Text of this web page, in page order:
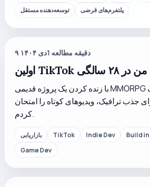
توسعه‌دهنده مستقل
پلتفرم‌های قرضی
۹ دی ۱۴۰۴1 دقیقه مطالعه
اولین TikTok من در ۲۸ سالگی
با زنده کردن یک پروژه قدیمی MMORPG و تبدیل آن به یک
جذب ترافیک، ویدیوهای کوتاه را امتحان
کردم.
بازاریابی TikTok Indie Dev
Build
Game Dev